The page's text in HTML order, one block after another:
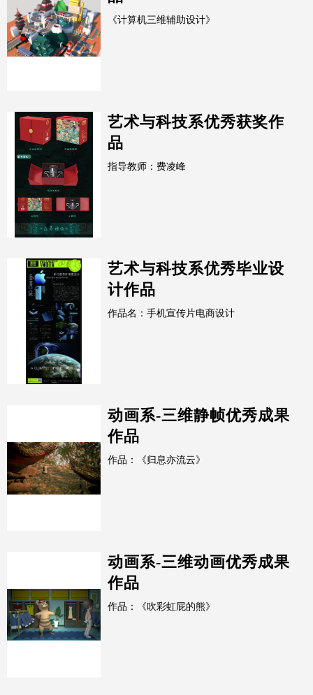
《计算机三维辅助设计》
艺术与科技系优秀获奖作
品
指导教师：费凌峰
艺术与科技系优秀毕业设
计作品
作品名：手机宣传片电商设计
动画系-三维静帧优秀成果
作品
作品：《归息亦流云》
动画系-三维动画优秀成果
作品
作品：《吹彩虹屁的熊》